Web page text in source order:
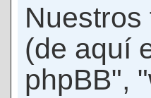
(de aquí
phpBB",